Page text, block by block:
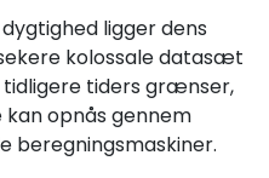
ligger dens
kolossale datasæt
tiders grænser,
opnås gennem
beregningsmaskiner.